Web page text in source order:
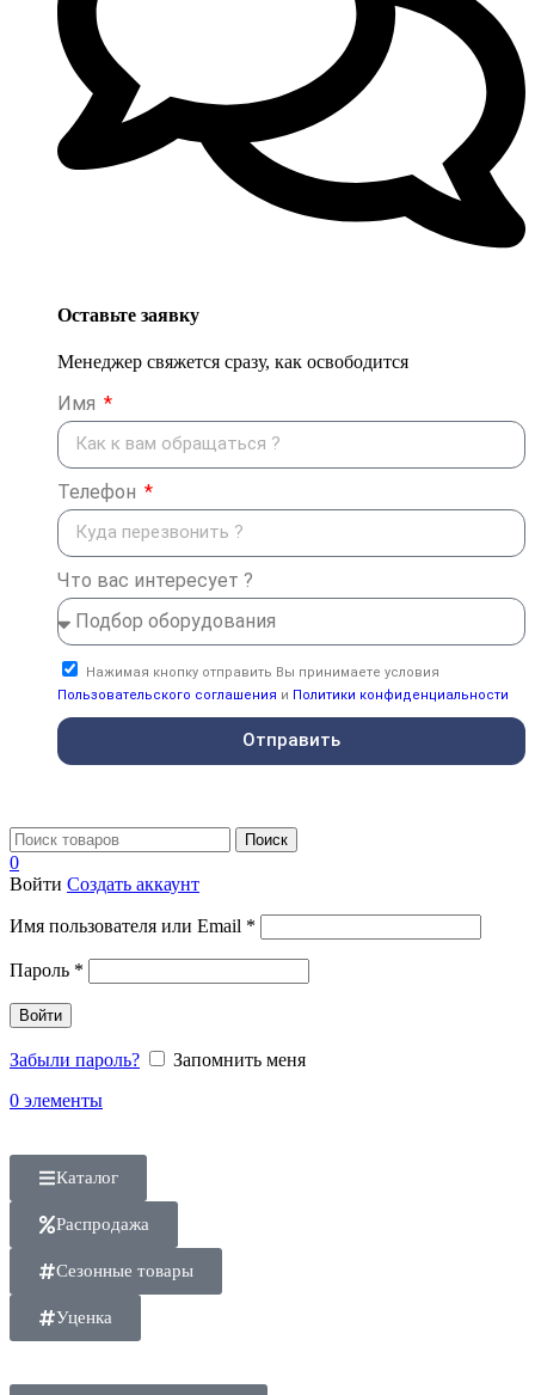
Оставьте заявку
Менеджер свяжется сразу, как освободится
Имя
Телефон
Что вас интересует ?
Нажимая кнопку отправить Вы принимаете условия
Пользовательского соглашения и Политики конфиденциальности
Отправить
Поиск
0
Войти Создать аккаунт
Имя пользователя или Email *
Пароль *
Войти
Забыли пароль?
Запомнить меня
0 элементы
Каталог
Распродажа
Сезонные товары
Уценка